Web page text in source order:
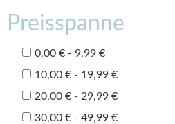
Preisspanne
0,00 € - 9,99 €
10,00 € - 19,99 €
20,00 € - 29,99 €
30,00 € - 49,99 €